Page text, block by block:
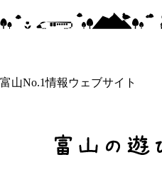
富山No.1情報ウェブサイト